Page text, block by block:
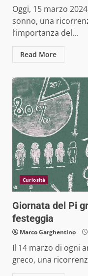
Oggi, 15 marzo
sonno, una
l’importanza del...
Read More
Curiosità
Giornata del Pi
festeggia
Marco Garghentino
Il 14 marzo di ogni
greco, una